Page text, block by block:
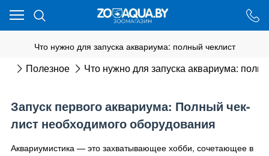
Что нужно для запуска аквариума: полный чеклист
Полезное Что нужно для запуска аквариума:
Запуск первого аквариума: Полный чек-
лист необходимого оборудования
Аквариумистика — это захватывающее хобби, сочетающее в
Ваш город - Минск,
ДА НЕТ